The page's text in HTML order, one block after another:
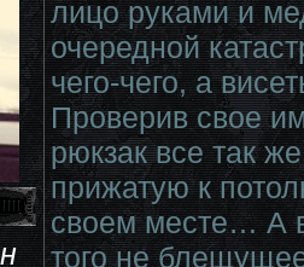
лицо руками и
очередной
чего-чего, а
Проверив свое
рюкзак все так
прижатую к
своем месте… А
того не